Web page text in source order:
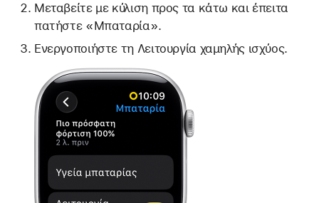
Μεταβείτε με κύλιση προς τα κάτω και έπειτα
πατήστε «Μπαταρία».
Ενεργοποιήστε τη Λειτουργία χαμηλής ισχύος.